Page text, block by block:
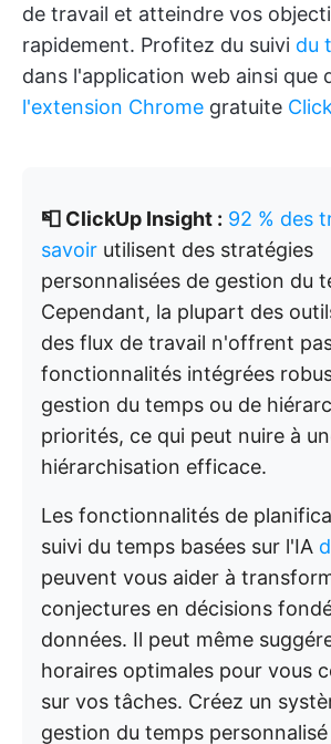
de travail et atteindre vos
rapidement. Profitez du suivi du
dans l'application web ainsi que
l'extension Chrome gratuite
📮 ClickUp Insight : 92 % des
savoir utilisent des stratégies
personnalisées de gestion du
Cependant, la plupart des
des flux de travail n'offrent
fonctionnalités intégrées
gestion du temps ou de
priorités, ce qui peut nuire à
hiérarchisation efficace.
Les fonctionnalités de
suivi du temps basées sur l'IA
peuvent vous aider à
conjectures en décisions
données. Il peut même
horaires optimales pour vous
sur vos tâches. Créez un
gestion du temps